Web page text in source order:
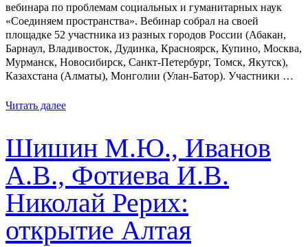
вебинара по проблемам социальных и гуманитарных наук
«Соединяем пространства». Вебинар собрал на своей
площадке 52 участника из разных городов России (Абакан,
Барнаул, Владивосток, Дудинка, Красноярск, Купино, Москва,
Мурманск, Новосибирск, Санкт-Петербург, Томск, Якутск),
Казахстана (Алматы), Монголии (Улан-Батор). Участники …
Читать далее
Шишин М.Ю., Иванов
А.В., Фотиева И.В.
Николай Рерих:
открытие Алтая